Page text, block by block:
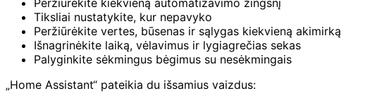
Tiksliai nustatykite, kur nepavyko
Peržiūrėkite vertes, būsenas ir sąlygas kiekvieną akimirką
Išnagrinėkite laiką, vėlavimus ir lygiagrečias sekas
Palyginkite sėkmingus bėgimus su nesėkmingais
„Home Assistant“ pateikia du išsamius vaizdus: